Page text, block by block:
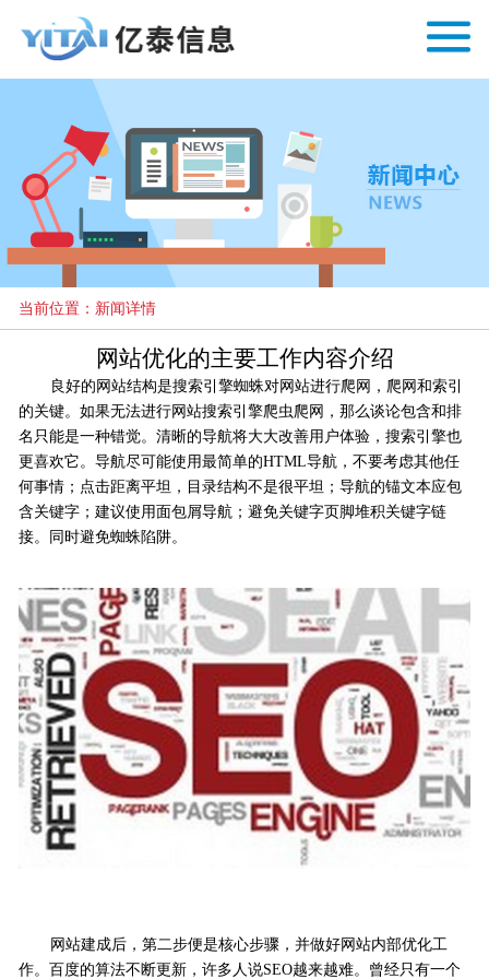
当前位置：新闻详情
网站优化的主要工作内容介绍
良好的网站结构是搜索引擎蜘蛛对网站进行爬网，爬网和索引
的关键。如果无法进行网站搜索引擎爬虫爬网，那么谈论包含和排
名只能是一种错觉。清晰的导航将大大改善用户体验，搜索引擎也
更喜欢它。导航尽可能使用最简单的HTML导航，不要考虑其他任
何事情；点击距离平坦，目录结构不是很平坦；导航的锚文本应包
含关键字；建议使用面包屑导航；避免关键字页脚堆积关键字链
接。同时避免蜘蛛陷阱。
网站建成后，第二步便是核心步骤，并做好网站内部优化工
作。百度的算法不断更新，许多人说SEO越来越难。曾经只有一个